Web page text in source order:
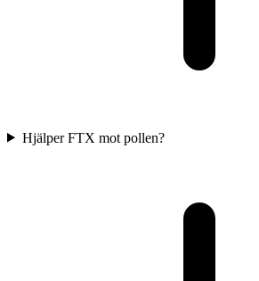
Hjälper FTX mot pollen?